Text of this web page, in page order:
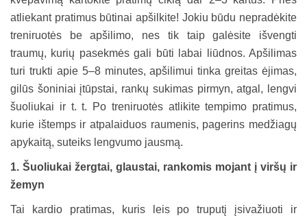
atliekant pratimus būtinai apšilkite! Jokiu būdu nepradėkite
treniruotės be apšilimo, nes tik taip galėsite išvengti
traumų, kurių pasekmės gali būti labai liūdnos. Apšilimas
turi trukti apie 5–8 minutes, apšilimui tinka greitas ėjimas,
gilūs šoniniai įtūpstai, rankų sukimas pirmyn, atgal, lengvi
šuoliukai ir t. t. Po treniruotės atlikite tempimo pratimus,
kurie ištemps ir atpalaiduos raumenis, pagerins medžiagų
apykaitą, suteiks lengvumo jausmą.
1. Šuoliukai žergtai, glaustai, rankomis mojant į viršų ir
žemyn
Tai kardio pratimas, kuris leis po truputį įsivažiuoti ir